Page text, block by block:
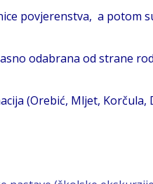
povjerenstva, a potom
odabrana od strane
(Orebić, Mljet,